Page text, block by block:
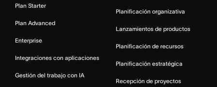
Plan Starter
Plan Advanced
Enterprise
Integraciones con aplicaciones
Gestión del trabajo con IA
Planificación organizativa
Lanzamientos de productos
Planificación de recursos
Planificación estratégica
Recepción de proyectos